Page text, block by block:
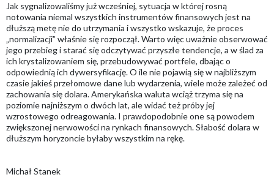
Jak sygnalizowaliśmy już wcześniej, sytuacja w której rosną
notowania niemal wszystkich instrumentów finansowych jest na
dłuższą metę nie do utrzymania i wszystko wskazuje, że proces
„normalizacji” właśnie się rozpoczął. Warto więc uważnie obserwować
jego przebieg i starać się odczytywać przyszłe tendencje, a w ślad za
ich krystalizowaniem się, przebudowywać portfele, dbając o
odpowiednią ich dywersyfikację. O ile nie pojawią się w najbliższym
czasie jakieś przełomowe dane lub wydarzenia, wiele może zależeć od
zachowania się dolara. Amerykańska waluta wciąż trzyma się na
poziomie najniższym o dwóch lat, ale widać też próby jej
wzrostowego odreagowania. I prawdopodobnie one są powodem
zwiększonej nerwowości na rynkach finansowych. Słabość dolara w
dłuższym horyzoncie byłaby wszystkim na rękę.
Michał Stanek